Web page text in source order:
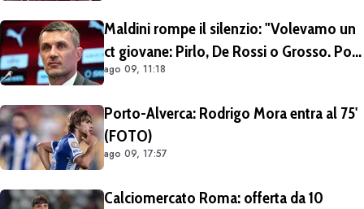
Maldini rompe il silenzio: "Volevamo un
ct giovane: Pirlo, De Rossi o Grosso. Poi
Malagò mi ha detto: «Pirlo non si può
ago 09, 11:18
Porto-Alverca: Rodrigo Mora entra al 75'
(FOTO)
ago 09, 17:57
Calciomercato Roma: offerta da 10